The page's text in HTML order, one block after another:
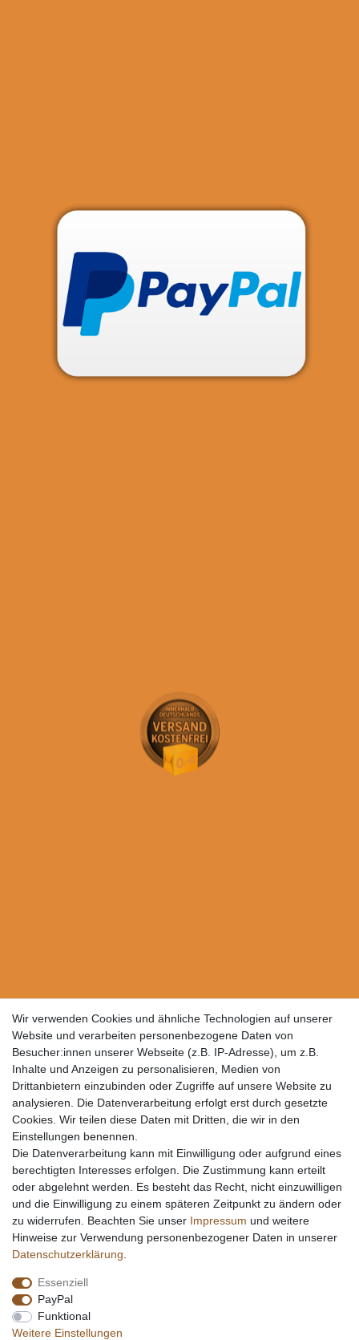
Wir verwenden Cookies und ähnliche Technologien auf unserer
Website und verarbeiten personenbezogene Daten von
Besucher:innen unserer Webseite (z.B. IP-Adresse), um z.B.
Inhalte und Anzeigen zu personalisieren, Medien von
Drittanbietern einzubinden oder Zugriffe auf unsere Website zu
analysieren. Die Datenverarbeitung erfolgt erst durch gesetzte
Cookies. Wir teilen diese Daten mit Dritten, die wir in den
Einstellungen benennen.
Die Datenverarbeitung kann mit Einwilligung oder aufgrund eines
berechtigten Interesses erfolgen. Die Zustimmung kann erteilt
oder abgelehnt werden. Es besteht das Recht, nicht einzuwilligen
und die Einwilligung zu einem späteren Zeitpunkt zu ändern oder
zu widerrufen. Beachten Sie unser Impressum und weitere
Hinweise zur Verwendung personenbezogener Daten in unserer
Daten­schutz­erklärung
Essenziell
PayPal
Funktional
Weitere Einstellungen